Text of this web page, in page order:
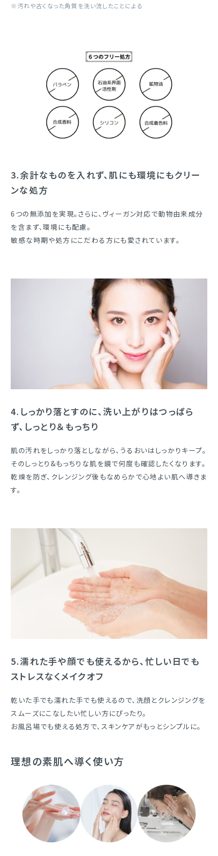
※汚れや古くなった角質を洗い流したことによる
3.余計なものを入れず、肌にも環境にもクリー
ンな処方
6つの無添加を実現。さらに、ヴィーガン対応で動物由来成分
を含まず、環境にも配慮。
敏感な時期や処方にこだわる方にも愛されています。
4. しっかり落とすのに、洗い上がりはつっぱら
ず、しっとり＆もっちり
肌の汚れをしっかり落としながら、うるおいはしっかりキープ。
そのしっとり&もっちりな肌を鏡で何度も確認したくなります。
乾燥を防ぎ、クレンジング後もなめらかで心地よい肌へ導きま
す。
5.濡れた手や顔でも使えるから、忙しい日でも
ストレスなくメイクオフ
乾いた手でも濡れた手でも使えるので、洗顔とクレンジングを
スムーズにこなしたい忙しい方にぴったり。
お風呂場でも使える処方で、スキンケアがもっとシンプルに。
理想の素肌へ導く使い方